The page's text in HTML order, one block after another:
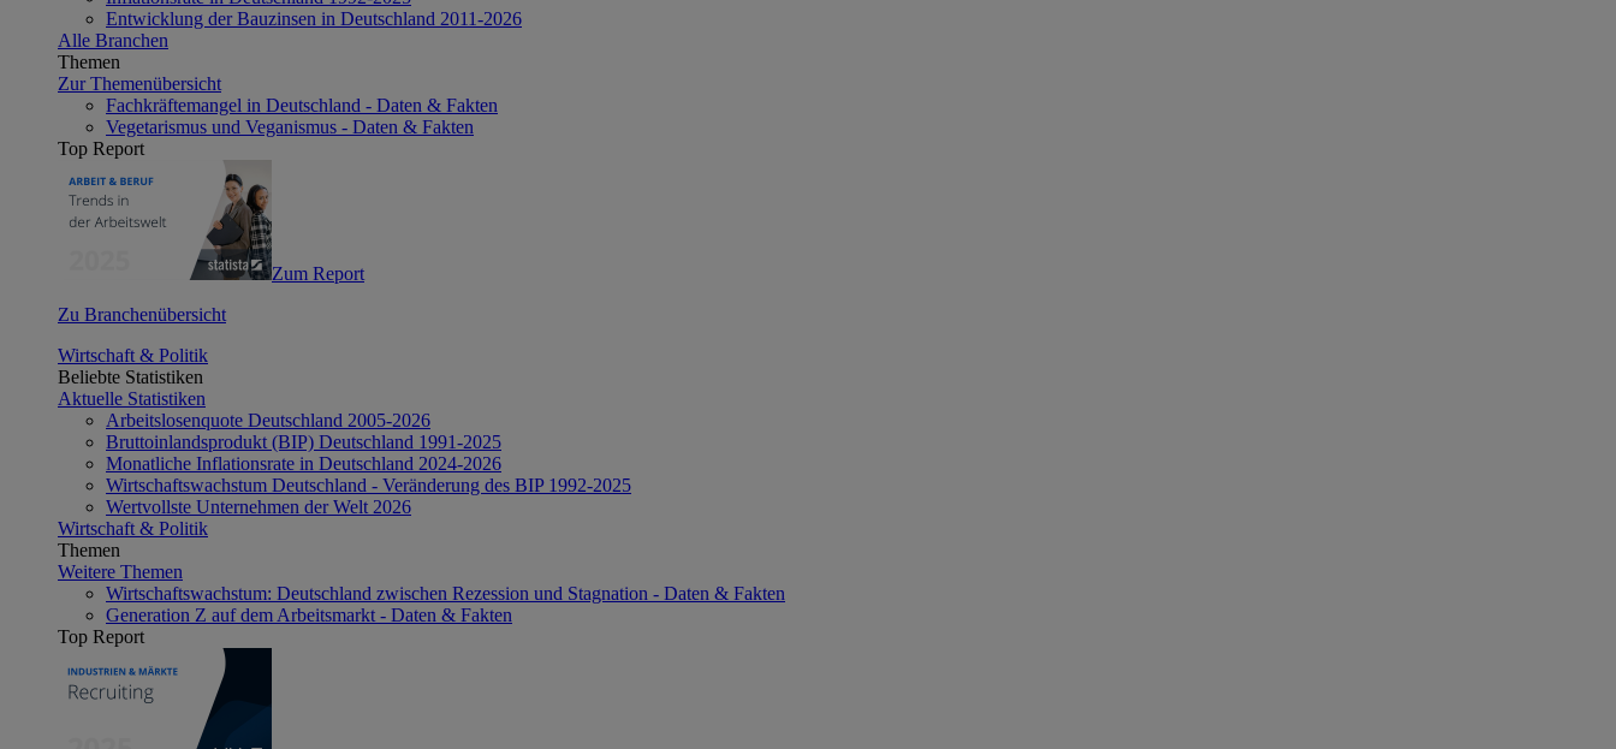
Entwicklung der Bauzinsen in Deutschland 2011-2026
Alle Branchen
Themen
Zur Themenübersicht
Fachkräftemangel in Deutschland - Daten & Fakten
Vegetarismus und Veganismus - Daten & Fakten
Top Report
Zum Report
Zu Branchenübersicht
Wirtschaft & Politik
Beliebte Statistiken
Aktuelle Statistiken
Arbeitslosenquote Deutschland 2005-2026
Bruttoinlandsprodukt (BIP) Deutschland 1991-2025
Monatliche Inflationsrate in Deutschland 2024-2026
Wirtschaftswachstum Deutschland - Veränderung des BIP 1992-2025
Wertvollste Unternehmen der Welt 2026
Wirtschaft & Politik
Themen
Weitere Themen
Wirtschaftswachstum: Deutschland zwischen Rezession und Stagnation - Daten & Fakten
Generation Z auf dem Arbeitsmarkt - Daten & Fakten
Top Report